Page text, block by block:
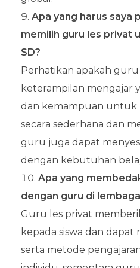
Apa yang harus saya
memilih guru les privat
SD?
Perhatikan apakah
keterampilan mengajar
dan kemampuan untuk
secara sederhana dan
guru juga dapat
dengan kebutuhan
Apa yang
dengan guru di
Guru les privat
kepada siswa dan dapat
serta metode